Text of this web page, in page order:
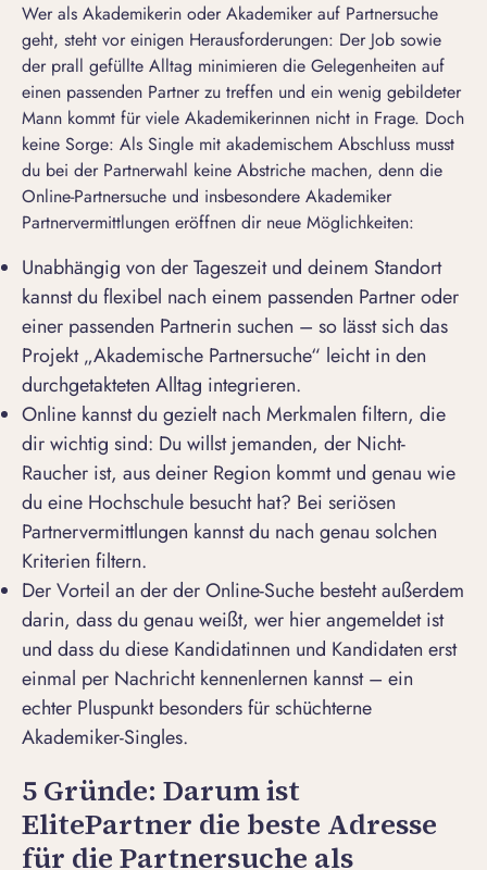
Wer als Akademikerin oder Akademiker auf Partnersuche
geht, steht vor einigen Herausforderungen: Der Job sowie
der prall gefüllte Alltag minimieren die Gelegenheiten auf
einen passenden Partner zu treffen und ein wenig gebildeter
Mann kommt für viele Akademikerinnen nicht in Frage. Doch
keine Sorge: Als Single mit akademischem Abschluss musst
du bei der Partnerwahl keine Abstriche machen, denn die
Online-Partnersuche und insbesondere Akademiker
Partnervermittlungen eröffnen dir neue Möglichkeiten:
Unabhängig von der Tageszeit und deinem Standort
kannst du flexibel nach einem passenden Partner oder
einer passenden Partnerin suchen – so lässt sich das
Projekt „Akademische Partnersuche“ leicht in den
durchgetakteten Alltag integrieren.
Online kannst du gezielt nach Merkmalen filtern, die
dir wichtig sind: Du willst jemanden, der Nicht-
Raucher ist, aus deiner Region kommt und genau wie
du eine Hochschule besucht hat? Bei seriösen
Partnervermittlungen kannst du nach genau solchen
Kriterien filtern.
Der Vorteil an der der Online-Suche besteht außerdem
darin, dass du genau weißt, wer hier angemeldet ist
und dass du diese Kandidatinnen und Kandidaten erst
einmal per Nachricht kennenlernen kannst – ein
echter Pluspunkt besonders für schüchterne
Akademiker-Singles.
5 Gründe: Darum ist
ElitePartner die beste Adresse
für die Partnersuche als